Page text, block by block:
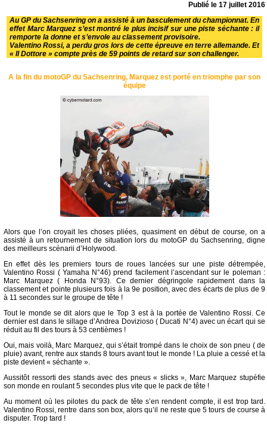
Publié le17 juillet 2016
Au GP du Sachsenring on a assisté à un basculement du championnat. En
effet Marc Marquez s’est montré le plus incisif sur une piste séchante : il
remporte la donne et s’envole au classement provisoire.
Valentino Rossi, a perdu gros lors de cette épreuve en terre allemande. Et
« Il Dottore » compte près de 59 points de retard sur son challenger.
A la fin du motoGP du Sachsenring, Marquez est porté en triomphe par son
équipe
Alors que l’on croyait les choses pliées, quasiment en début de course, on a
assisté à un retournement de situation lors du motoGP du Sachsenring, digne
des meilleurs scénarii d’Holywood.
En effet dès les premiers tours de roues lancées sur une piste détrempée,
Valentino Rossi ( Yamaha N°46) prend facilement l’ascendant sur le poleman :
Marc Marquez ( Honda N°93). Ce dernier dégringole rapidement dans la
classement et pointe plusieurs fois à la 9e position, avec des écarts de plus de 9
à 11 secondes sur le groupe de tête !
Tout le monde se dit alors que le Top 3 est à la portée de Valentino Rossi. Ce
dernier est dans le sillage d’Andrea Dovizioso ( Ducati N°4) avec un écart qui se
réduit au fil des tours à 53 centièmes !
Oui, mais voilà, Marc Marquez, qui s’était trompé dans le choix de son pneu ( de
pluie) avant, rentre aux stands 8 tours avant tout le monde ! La pluie a cessé et la
piste devient « séchante ».
Aussitôt ressorti des stands avec des pneus « slicks », Marc Marquez stupéfie
son monde en roulant 5 secondes plus vite que le pack de tête !
Au moment où les pilotes du pack de tête s’en rendent compte, il est trop tard.
Valentino Rossi, rentre dans son box, alors qu’il ne reste que 5 tours de course à
disputer. Trop tard !